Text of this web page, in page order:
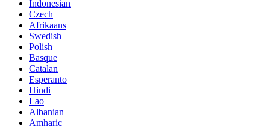
Indonesian
Czech
Afrikaans
Swedish
Polish
Basque
Catalan
Esperanto
Hindi
Lao
Albanian
Amharic